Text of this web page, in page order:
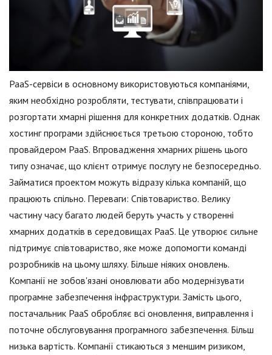
PaaS-сервіси в основному використовуються компаніями,
яким необхідно розробляти, тестувати, співпрацювати і
розгортати хмарні рішення для конкретних додатків. Однак
хостинг програми здійснюється третьою стороною, тобто
провайдером PaaS. Впровадження хмарних рішень цього
типу означає, що клієнт отримує послугу не безпосередньо.
Займатися проектом можуть відразу кілька компаній, що
працюють спільно. Переваги: Співтовариство. Велику
частину часу багато людей беруть участь у створенні
хмарних додатків в середовищах PaaS. Це утворює сильне
підтримує співтовариство, яке може допомогти команді
розробників на цьому шляху. Більше ніяких оновлень.
Компанії не зобов'язані оновлювати або модернізувати
програмне забезпечення інфраструктури. Замість цього,
постачальник PaaS обробляє всі оновлення, виправлення і
поточне обслуговування програмного забезпечення. Більш
низька вартість. Компанії стикаються з меншим ризиком,